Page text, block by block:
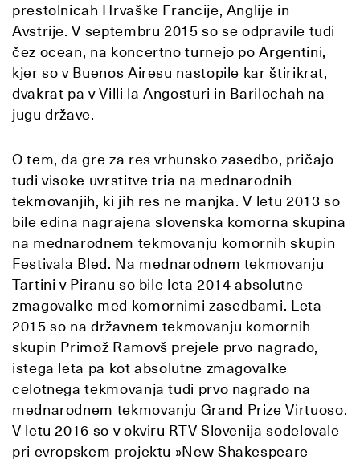
prestolnicah Hrvaške Francije, Anglije in
Avstrije. V septembru 2015 so se odpravile tudi
čez ocean, na koncertno turnejo po Argentini,
kjer so v Buenos Airesu nastopile kar štirikrat,
dvakrat pa v Villi la Angosturi in Barilochah na
jugu države.
O tem, da gre za res vrhunsko zasedbo, pričajo
tudi visoke uvrstitve tria na mednarodnih
tekmovanjih, ki jih res ne manjka. V letu 2013 so
bile edina nagrajena slovenska komorna skupina
na mednarodnem tekmovanju komornih skupin
Festivala Bled. Na mednarodnem tekmovanju
Tartini v Piranu so bile leta 2014 absolutne
zmagovalke med komornimi zasedbami. Leta
2015 so na državnem tekmovanju komornih
skupin Primož Ramovš prejele prvo nagrado,
istega leta pa kot absolutne zmagovalke
celotnega tekmovanja tudi prvo nagrado na
mednarodnem tekmovanju Grand Prize Virtuoso.
V letu 2016 so v okviru RTV Slovenija sodelovale
pri evropskem projektu »New Shakespeare